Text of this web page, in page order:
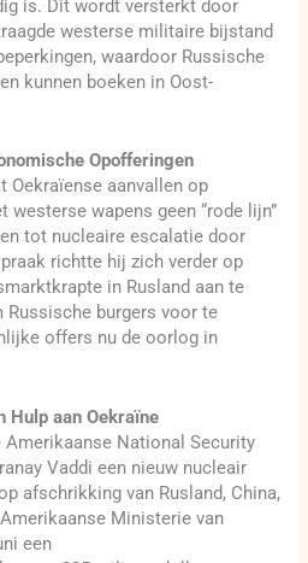
is. Dit wordt versterkt door
westerse militaire bijstand
waardoor Russische
kunnen boeken in Oost-
Opofferingen
Oekraïense aanvallen op
westerse wapens geen “rode lijn”
tot nucleaire escalatie door
richtte hij zich verder op
in Rusland aan te
burgers voor te
offers nu de oorlog in
Hulp aan Oekraïne
National Security
Vaddi een nieuw nucleair
afschrikking van Rusland, China,
Ministerie van
een